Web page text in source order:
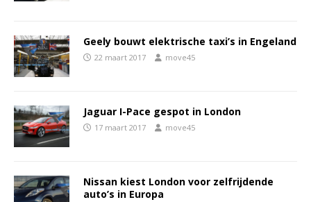
Geely bouwt elektrische taxi’s in Engeland
22 maart 2017 move45
Jaguar I-Pace gespot in London
17 maart 2017 move45
Nissan kiest London voor zelfrijdende
auto’s in Europa